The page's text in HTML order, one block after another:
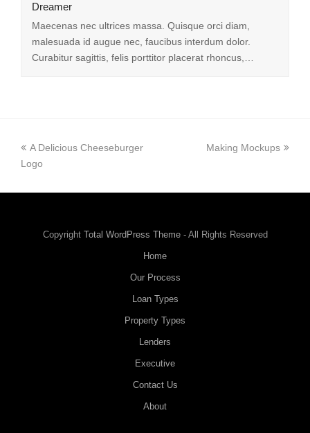
Dreamer
Maecenas nec ultrices massa. Quisque orci diam,
malesuada id augue nec, faucibus interdum dolor.
Curabitur sagittis, felis porttitor placerat rhoncus,…
Making Mockups
A Delicious Cheeseburger
Logo
Copyright Total WordPress Theme- All Rights Reserved
Home
Our Process
Loan Types
Property Types
Lenders
Executive
Contact Us
About